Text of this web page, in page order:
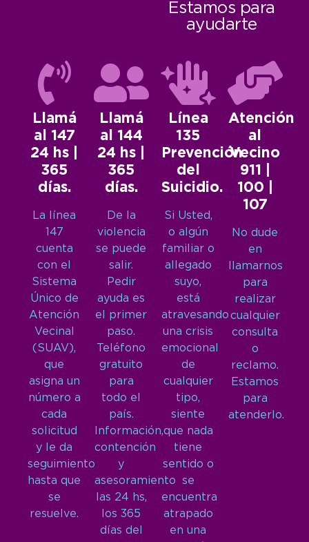
Estamos para
ayudarte
Llamá
al 147
24 hs |
365
días.
La línea
147
cuenta
con el
Sistema
Único de
Atención
Vecinal
(SUAV),
que
asigna un
número a
cada
solicitud
y le da
seguimiento
hasta que
se
resuelve.
Llamá
al 144
24 hs |
365
días.
De la
violencia
se puede
salir.
Pedir
ayuda es
el primer
paso.
Teléfono
gratuito
para
todo el
país.
Información,
contención
y
asesoramiento
las 24 hs,
los 365
días del
Línea
135
Prevención
del
Suicidio.
Si Usted,
o algún
familiar o
allegado
suyo,
está
atravesando
una crisis
emocional
de
cualquier
tipo,
siente
que nada
tiene
sentido o
se
encuentra
atrapado
en una
Atención
al
Vecino
911 |
100 |
107
No dude
en
llamarnos
para
realizar
cualquier
consulta
o
reclamo.
Estamos
para
atenderlo.